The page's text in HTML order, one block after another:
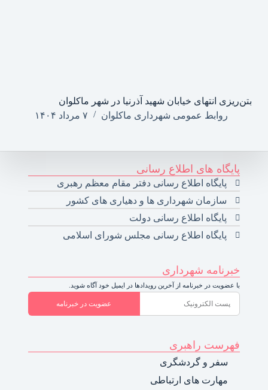
بتن‌ریزی انتهای خیابان شهید آذرنیا در شهر ماکلوان
روابط عمومی شهرداری ماکلوان
۷ مرداد ۱۴۰۴
پایگاه های اطلاع رسانی
پایگاه اطلاع رسانی دفتر مقام معظم رهبری
سازمان شهرداری ها و دهیاری های کشور
پایگاه اطلاع رسانی دولت
پایگاه اطلاع رسانی مجلس شورای اسلامی
خبرنامه شهرداری
با عضویت در خبرنامه از آخرین رویدادها در ایمیل خود آگاه شوید.
عضویت در خبرنامه
فهرست راهبری
سفر و گردشگری
مهارت های ارتباطی